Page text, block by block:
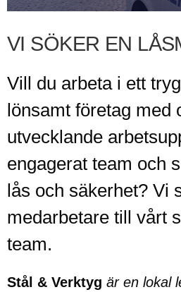
VI SÖKER EN
Vill du arbeta i ett
lönsamt företag med
utvecklande
engagerat team och
lås och säkerhet? Vi
medarbetare till vårt
team.
Stål & Verktyg är en lokal